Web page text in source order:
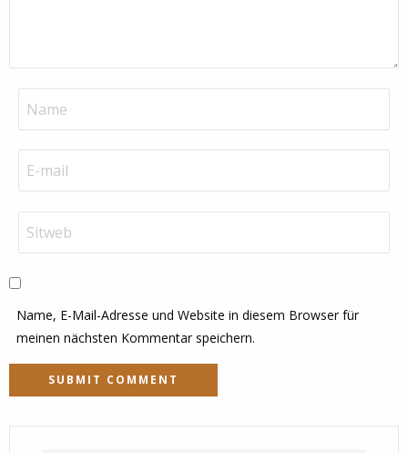
Name, E-Mail-Adresse und Website in diesem Browser für
meinen nächsten Kommentar speichern.